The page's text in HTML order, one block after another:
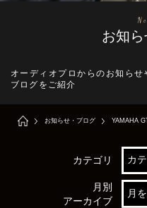
お知
オーディオプロからのお知ら
ブログをご紹介
お知らせ・ブログ YAMAHA
カテゴリ
月別
アーカイブ